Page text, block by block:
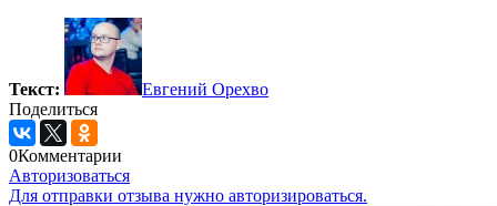
Текст:
Евгений Орехво
Поделиться
0Комментарии
Авторизоваться
Для отправки отзыва нужно авторизироваться.